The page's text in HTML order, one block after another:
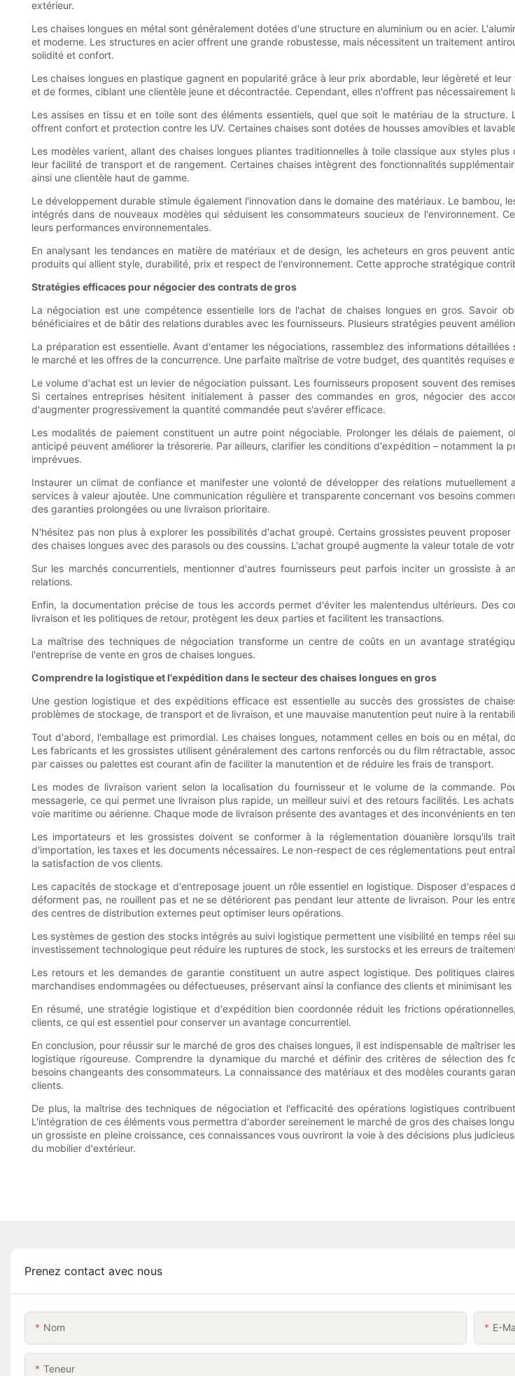
extérieur.
Les chaises longues en métal sont généralement dotées d'une structure en aluminium ou en acier.
et moderne. Les structures en acier offrent une grande robustesse, mais nécessitent un traitement
solidité et confort.
Les chaises longues en plastique gagnent en popularité grâce à leur prix abordable, leur légèreté et
et de formes, ciblant une clientèle jeune et décontractée. Cependant, elles n'offrent pas
Les assises en tissu et en toile sont des éléments essentiels, quel que soit le matériau de la
offrent confort et protection contre les UV. Certaines chaises sont dotées de housses amovibles et
Les modèles varient, allant des chaises longues pliantes traditionnelles à toile classique aux styles
leur facilité de transport et de rangement. Certaines chaises intègrent des fonctionnalités
ainsi une clientèle haut de gamme.
Le développement durable stimule également l'innovation dans le domaine des matériaux. Le
intégrés dans de nouveaux modèles qui séduisent les consommateurs soucieux de l'environnement.
leurs performances environnementales.
En analysant les tendances en matière de matériaux et de design, les acheteurs en gros peuvent
produits qui allient style, durabilité, prix et respect de l'environnement. Cette approche stratégique
Stratégies efficaces pour négocier des contrats de gros
La négociation est une compétence essentielle lors de l'achat de chaises longues en gros. Savoir
bénéficiaires et de bâtir des relations durables avec les fournisseurs. Plusieurs stratégies peuvent
La préparation est essentielle. Avant d'entamer les négociations, rassemblez des informations
le marché et les offres de la concurrence. Une parfaite maîtrise de votre budget, des quantités requises
Le volume d'achat est un levier de négociation puissant. Les fournisseurs proposent souvent des
Si certaines entreprises hésitent initialement à passer des commandes en gros, négocier des
d'augmenter progressivement la quantité commandée peut s'avérer efficace.
Les modalités de paiement constituent un autre point négociable. Prolonger les délais de
anticipé peuvent améliorer la trésorerie. Par ailleurs, clarifier les conditions d'expédition – notamment
imprévues.
Instaurer un climat de confiance et manifester une volonté de développer des relations
services à valeur ajoutée. Une communication régulière et transparente concernant vos besoins
des garanties prolongées ou une livraison prioritaire.
N'hésitez pas non plus à explorer les possibilités d'achat groupé. Certains grossistes peuvent
des chaises longues avec des parasols ou des coussins. L'achat groupé augmente la valeur totale de
Sur les marchés concurrentiels, mentionner d'autres fournisseurs peut parfois inciter un grossiste
relations.
Enfin, la documentation précise de tous les accords permet d'éviter les malentendus ultérieurs. Des
livraison et les politiques de retour, protègent les deux parties et facilitent les transactions.
La maîtrise des techniques de négociation transforme un centre de coûts en un avantage
l'entreprise de vente en gros de chaises longues.
Comprendre la logistique et l'expédition dans le secteur des chaises longues en gros
Une gestion logistique et des expéditions efficace est essentielle au succès des grossistes de
problèmes de stockage, de transport et de livraison, et une mauvaise manutention peut nuire à la
Tout d'abord, l'emballage est primordial. Les chaises longues, notamment celles en bois ou en métal,
Les fabricants et les grossistes utilisent généralement des cartons renforcés ou du film rétractable,
par caisses ou palettes est courant afin de faciliter la manutention et de réduire les frais de transport.
Les modes de livraison varient selon la localisation du fournisseur et le volume de la commande.
messagerie, ce qui permet une livraison plus rapide, un meilleur suivi et des retours facilités. Les
voie maritime ou aérienne. Chaque mode de livraison présente des avantages et des inconvénients en
Les importateurs et les grossistes doivent se conformer à la réglementation douanière lorsqu'ils
d'importation, les taxes et les documents nécessaires. Le non-respect de ces réglementations peut
la satisfaction de vos clients.
Les capacités de stockage et d'entreposage jouent un rôle essentiel en logistique. Disposer
déforment pas, ne rouillent pas et ne se détériorent pas pendant leur attente de livraison. Pour les
des centres de distribution externes peut optimiser leurs opérations.
Les systèmes de gestion des stocks intégrés au suivi logistique permettent une visibilité en temps réel
investissement technologique peut réduire les ruptures de stock, les surstocks et les erreurs de
Les retours et les demandes de garantie constituent un autre aspect logistique. Des politiques
marchandises endommagées ou défectueuses, préservant ainsi la confiance des clients et minimisant
En résumé, une stratégie logistique et d'expédition bien coordonnée réduit les frictions
clients, ce qui est essentiel pour conserver un avantage concurrentiel.
En conclusion, pour réussir sur le marché de gros des chaises longues, il est indispensable de maîtriser
logistique rigoureuse. Comprendre la dynamique du marché et définir des critères de sélection
besoins changeants des consommateurs. La connaissance des matériaux et des modèles courants
clients.
De plus, la maîtrise des techniques de négociation et l'efficacité des opérations logistiques
L'intégration de ces éléments vous permettra d'aborder sereinement le marché de gros des chaises
un grossiste en pleine croissance, ces connaissances vous ouvriront la voie à des décisions plus
du mobilier d'extérieur.
Prenez contact avec nous
Nom E-
Teneur